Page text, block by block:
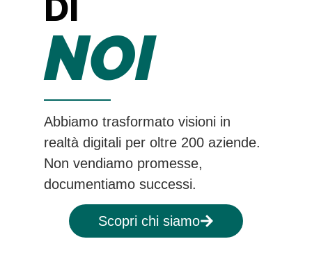
NOI
Abbiamo trasformato visioni in
realtà digitali per oltre 200 aziende.
Non vendiamo promesse,
documentiamo successi.
Scopri chi siamo